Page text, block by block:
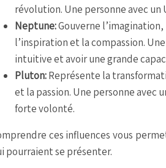
révolution. Une personne avec
Neptune:Gouverne
l’inspiration et la compassion.
intuitive et avoir une grande
Pluton:Représente la
et la passion. Une personne avec
forte volonté.
ces influences vous
pourraient se présenter.